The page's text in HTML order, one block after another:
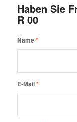
Haben Sie
R 00
Name*
E-Mail*